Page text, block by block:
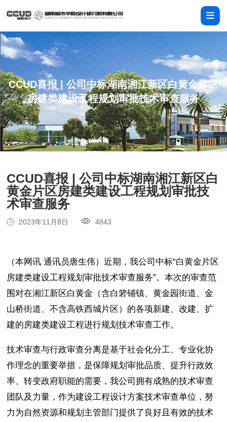
CCUD喜报 | 公司中标湖南湘江新区白黄金片区
房建类建设工程规划审批技术审查服务
CCUD喜报 | 公司中标湖南湘江新区白
黄金片区房建类建设工程规划审批技
术审查服务
2023年11月8日 4843
（本网讯 通讯员唐生伟）近期，我公司中标“白黄金片区
房建类建设工程规划审批技术审查服务”。本次的审查范
围对在湘江新区白黄金（含白箬铺镇、黄金园街道、金
山桥街道、不含高铁西城片区）的各项新建、改建、扩
建的房建类建设工程进行规划技术审查工作。
技术审查与行政审查分离是基于社会化分工、专业化协
作理念的重要举措，是保障规划审批品质、提升行政效
率、转变政府职能的需要，我公司拥有成熟的技术审查
团队及力量，作为建设工程设计方案技术审查单位，努
力为自然资源和规划主管部门提供了良好且有效的技术